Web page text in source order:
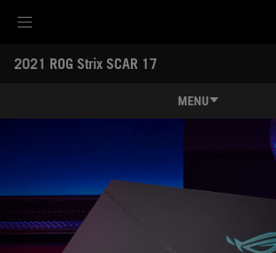
Skip to content
Accessibility Help
Skip to Menu
ASUS Footer
2021 ROG Strix SCAR 17
MENU
ROGインテリジェント冷却システム
カスタマイズ可能なアーマーキャップ
レビュー記事 / 動画
ギャラリー